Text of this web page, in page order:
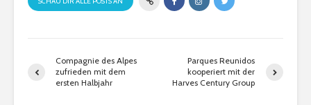
Compagnie des Alpes
zufrieden mit dem
ersten Halbjahr
Parques Reunidos
kooperiert mit der
Harves Century Group